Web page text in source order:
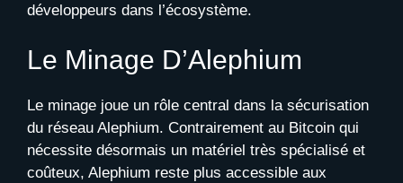
développeurs dans l’écosystème.
Le Minage D’Alephium
Le minage joue un rôle central dans la sécurisation
du réseau Alephium. Contrairement au Bitcoin qui
nécessite désormais un matériel très spécialisé et
coûteux, Alephium reste plus accessible aux